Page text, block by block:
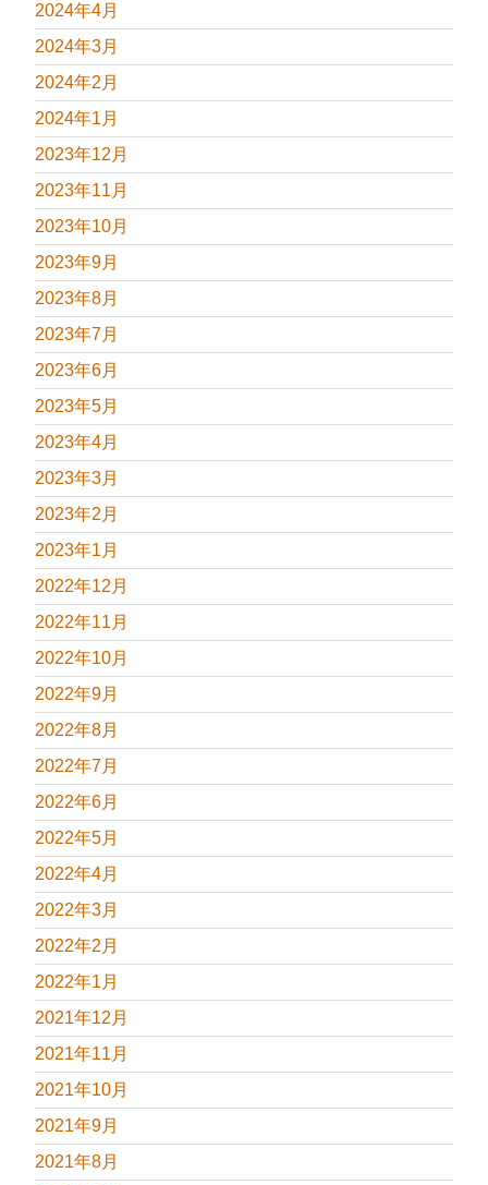
2024年4月
2024年3月
2024年2月
2024年1月
2023年12月
2023年11月
2023年10月
2023年9月
2023年8月
2023年7月
2023年6月
2023年5月
2023年4月
2023年3月
2023年2月
2023年1月
2022年12月
2022年11月
2022年10月
2022年9月
2022年8月
2022年7月
2022年6月
2022年5月
2022年4月
2022年3月
2022年2月
2022年1月
2021年12月
2021年11月
2021年10月
2021年9月
2021年8月